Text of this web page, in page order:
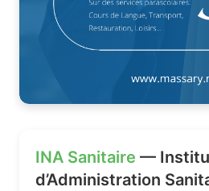
INA Sanitaire —
d’Administration